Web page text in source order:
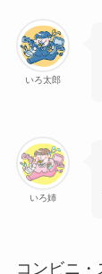
いろ太郎
いろ姉
コンビニ